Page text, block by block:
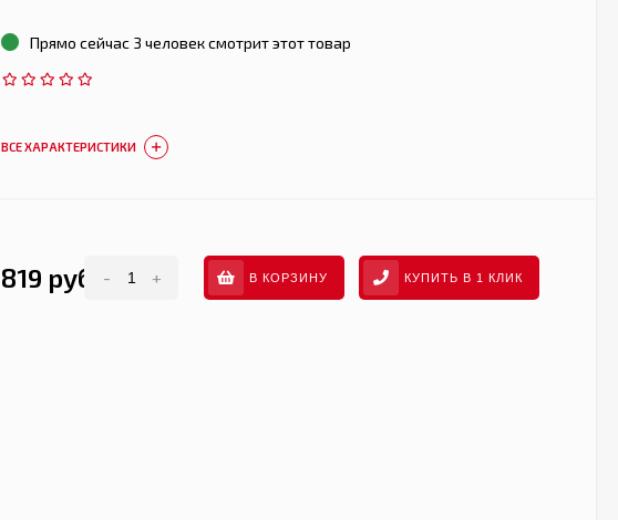
Прямо сейчас 3 человек смотрит этот товар
ВСЕ ХАРАКТЕРИСТИКИ
819 руб. - + В КОРЗИНУ КУПИТЬ В 1 КЛИК